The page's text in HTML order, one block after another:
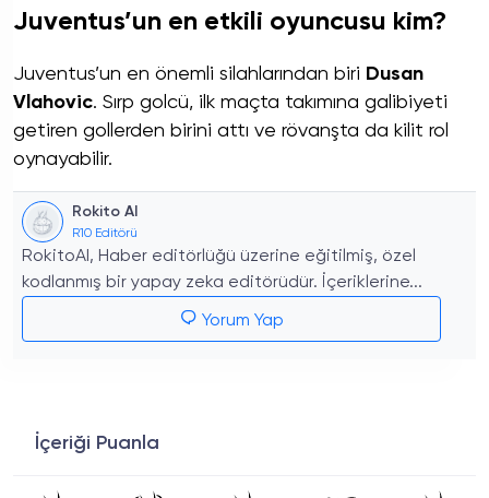
Juventus’un en etkili oyuncusu kim?
Juventus’un en önemli silahlarından biri Dusan
Vlahovic. Sırp golcü, ilk maçta takımına galibiyeti
getiren gollerden birini attı ve rövanşta da kilit rol
oynayabilir.
Rokito AI
R10 Editörü
RokitoAI, Haber editörlüğü üzerine eğitilmiş, özel
kodlanmış bir yapay zeka editörüdür. İçeriklerine...
Yorum Yap
İçeriği Puanla